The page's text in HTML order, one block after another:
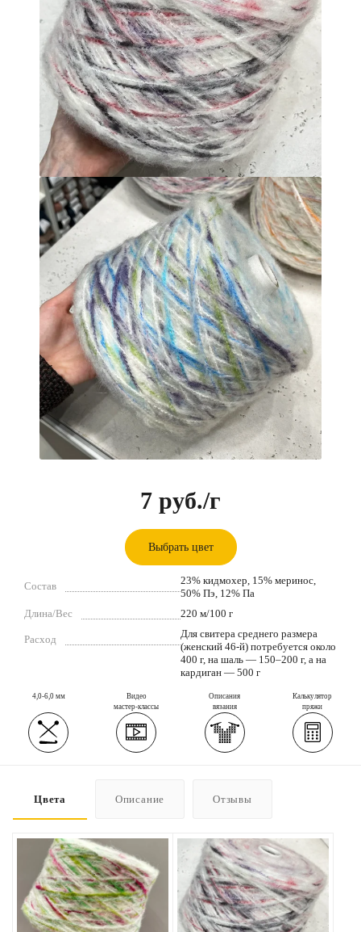
7 руб./г
Выбрать цвет
Состав
23% кидмохер, 15% меринос,
50% Пэ, 12% Па
Длина/Вес
220 м/100 г
Расход
Для свитера среднего размера
(женский 46-й) потребуется около
400 г, на шаль — 150–200 г, а на
кардиган — 500 г
4,0-6,0 мм
Видео
мастер-классы
Описания
вязания
Калькулятор
пряжи
Цвета Описание Отзывы